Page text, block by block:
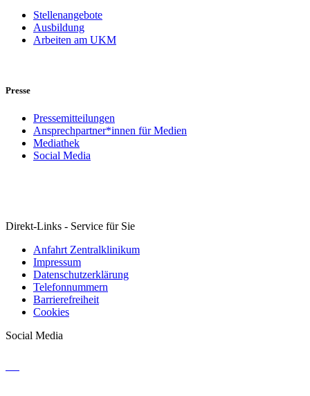
Stellenangebote
Ausbildung
Arbeiten am UKM
Presse
Pressemitteilungen
Ansprechpartner*innen für Medien
Mediathek
Social Media
Direkt-Links - Service für Sie
Anfahrt Zentralklinikum
Impressum
Datenschutzerklärung
Telefonnummern
Barrierefreiheit
Cookies
Social Media